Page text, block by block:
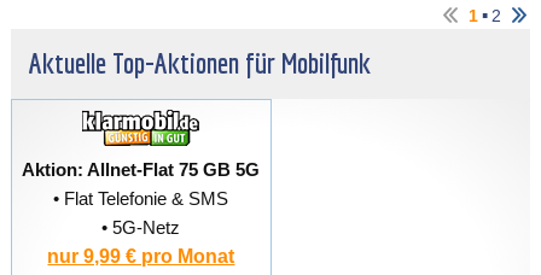
1▪ 2
Aktuelle Top-Aktionen für Mobilfunk
Aktion: Allnet-Flat 75 GB 5G
• Flat Telefonie & SMS
• 5G-Netz
nur 9,99 € pro Monat